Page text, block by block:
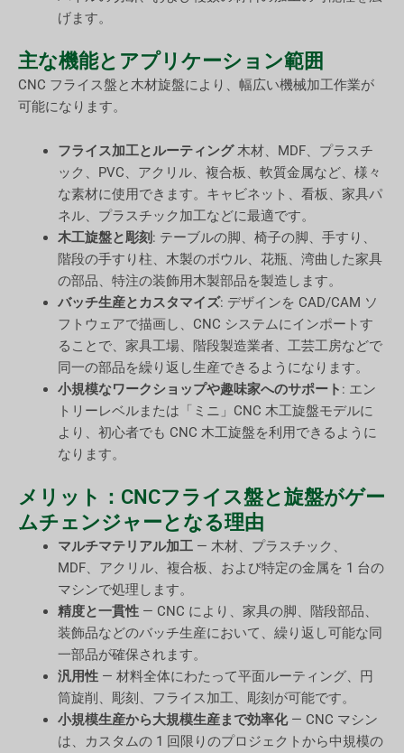
げます。
主な機能とアプリケーション範囲
CNC フライス盤と木材旋盤により、幅広い機械加工作業が
可能になります。
フライス加工とルーティング木材、MDF、プラスチ
ック、PVC、アクリル、複合板、軟質金属など、様々
な素材に使用できます。キャビネット、看板、家具パ
ネル、プラスチック加工などに最適です。
木工旋盤と彫刻 : テーブルの脚、椅子の脚、手すり、
階段の手すり柱、木製のボウル、花瓶、湾曲した家具
の部品、特注の装飾用木製部品を製造します。
バッチ生産とカスタマイズ: デザインを CAD/CAM ソ
フトウェアで描画し、CNC システムにインポートす
ることで、家具工場、階段製造業者、工芸工房などで
同一の部品を繰り返し生産できるようになります。
小規模なワークショップや趣味家へのサポート : エン
トリーレベルまたは「ミニ」CNC 木工旋盤モデルに
より、初心者でも CNC 木工旋盤を利用できるように
なります。
メリット：CNCフライス盤と旋盤がゲー
ムチェンジャーとなる理由
マルチマテリアル加工— 木材、プラスチック、
MDF、アクリル、複合板、および特定の金属を 1 台の
マシンで処理します。
精度と一貫性— CNC により、家具の脚、階段部品、
装飾品などのバッチ生産において、繰り返し可能な同
一部品が確保されます。
汎用性— 材料全体にわたって平面ルーティング、円
筒旋削、彫刻、フライス加工、彫刻が可能です。
小規模生産から大規模生産まで効率化— CNC マシン
は、カスタムの 1 回限りのプロジェクトから中規模の